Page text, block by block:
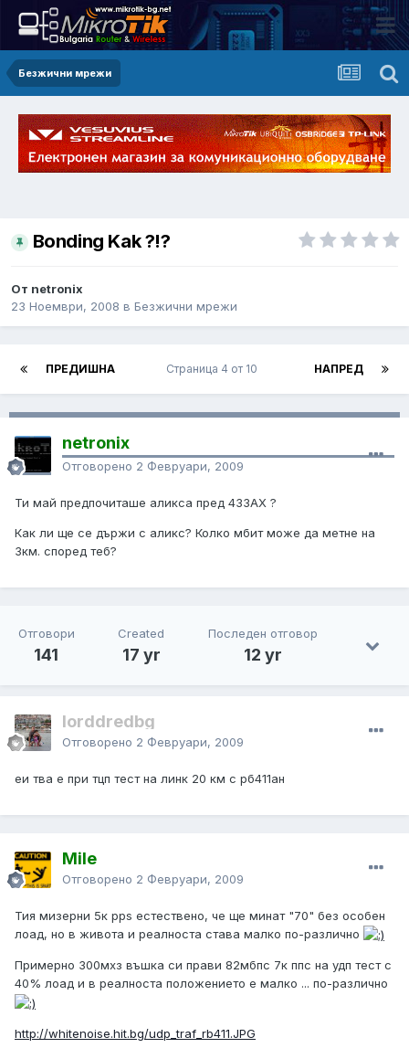
Безжични мрежи
Bonding Kak ?!?
От netronix
23 Ноември, 2008 в Безжични мрежи
ПРЕДИШНА НАПРЕД
Страница 4 от 10
netronix
Отговорено 2 Февруари, 2009
Ти май предпочиташе аликса пред 433АХ ?
Как ли ще се държи с аликс? Колко мбит може да метне на
3км. според теб?
Отговори
141
Created
17 yr
Последен отговор
12 yr
lorddredbg
Отговорено 2 Февруари, 2009
еи тва е при тцп тест на линк 20 км с рб411ан
Mile
Отговорено 2 Февруари, 2009
Тия мизерни 5к pps естествено, че ще минат "70" без особен
лоад, но в живота и реалноста става малко по-различно
Примерно 300мхз въшка си прави 82мбпс 7к ппс на удп тест с
40% лоад и в реалноста положението е малко ... по-различно
http://whitenoise.hit.bg/udp_traf_rb411.JPG